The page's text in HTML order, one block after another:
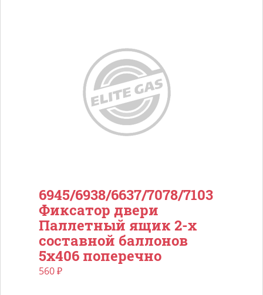
6945/6938/6637/7078/7103
Фиксатор двери
Паллетный ящик 2-х
составной баллонов
5х406 поперечно
560₽